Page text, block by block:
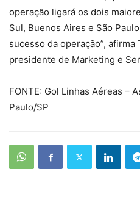
operação ligará os dois
Sul, Buenos Aires e São
sucesso da operação”,
presidente de Marketing e
FONTE: Gol Linhas Aéreas –
Paulo/SP